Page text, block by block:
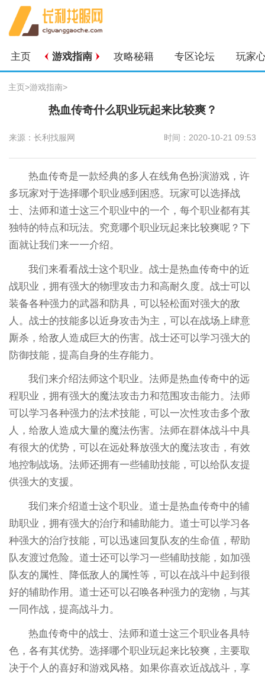
主页 游戏指南 攻略秘籍 专区论坛 玩家
主页>游戏指南>
热血传奇什么职业玩起来比较爽？
来源：长利找服网 时间：2020-10-21 09:53
热血传奇是一款经典的多人在线角色扮演游戏，许
多玩家对于选择哪个职业感到困惑。玩家可以选择战
士、法师和道士这三个职业中的一个，每个职业都有其
独特的特点和玩法。究竟哪个职业玩起来比较爽呢？下
面就让我们来一一介绍。
我们来看看战士这个职业。战士是热血传奇中的近
战职业，拥有强大的物理攻击力和高耐久度。战士可以
装备各种强力的武器和防具，可以轻松面对强大的敌
人。战士的技能多以近身攻击为主，可以在战场上肆意
厮杀，给敌人造成巨大的伤害。战士还可以学习强大的
防御技能，提高自身的生存能力。
我们来介绍法师这个职业。法师是热血传奇中的远
程职业，拥有强大的魔法攻击力和范围攻击能力。法师
可以学习各种强力的法术技能，可以一次性攻击多个敌
人，给敌人造成大量的魔法伤害。法师在群体战斗中具
有很大的优势，可以在远处释放强大的魔法攻击，有效
地控制战场。法师还拥有一些辅助技能，可以给队友提
供强大的支援。
我们来介绍道士这个职业。道士是热血传奇中的辅
助职业，拥有强大的治疗和辅助能力。道士可以学习各
种强大的治疗技能，可以迅速回复队友的生命值，帮助
队友渡过危险。道士还可以学习一些辅助技能，如加强
队友的属性、降低敌人的属性等，可以在战斗中起到很
好的辅助作用。道士还可以召唤各种强力的宠物，与其
一同作战，提高战斗力。
热血传奇中的战士、法师和道士这三个职业各具特
色，各有其优势。选择哪个职业玩起来比较爽，主要取
决于个人的喜好和游戏风格。如果你喜欢近战战斗，享